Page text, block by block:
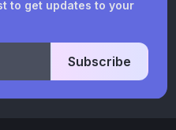
to get updates to your
Subscribe